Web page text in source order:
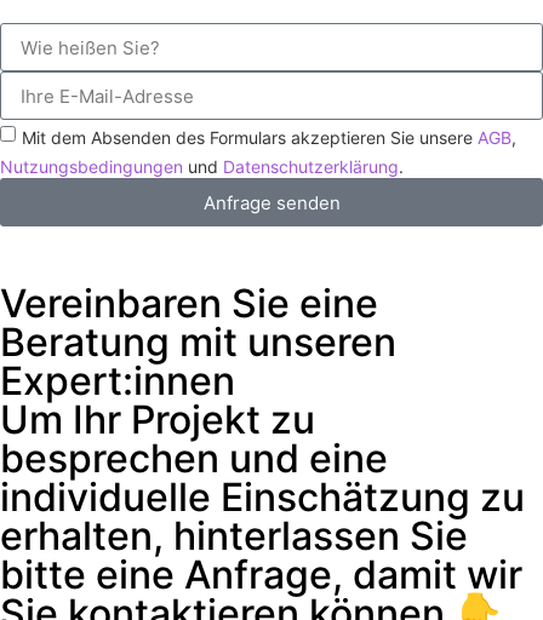
Mit dem Absenden des Formulars akzeptieren Sie unsere AGB,
Nutzungsbedingungen und Datenschutzerklärung.
Anfrage senden
Vereinbaren Sie eine
Beratung mit unseren
Expert:innen
Um Ihr Projekt zu
besprechen und eine
individuelle Einschätzung zu
erhalten, hinterlassen Sie
bitte eine Anfrage, damit wir